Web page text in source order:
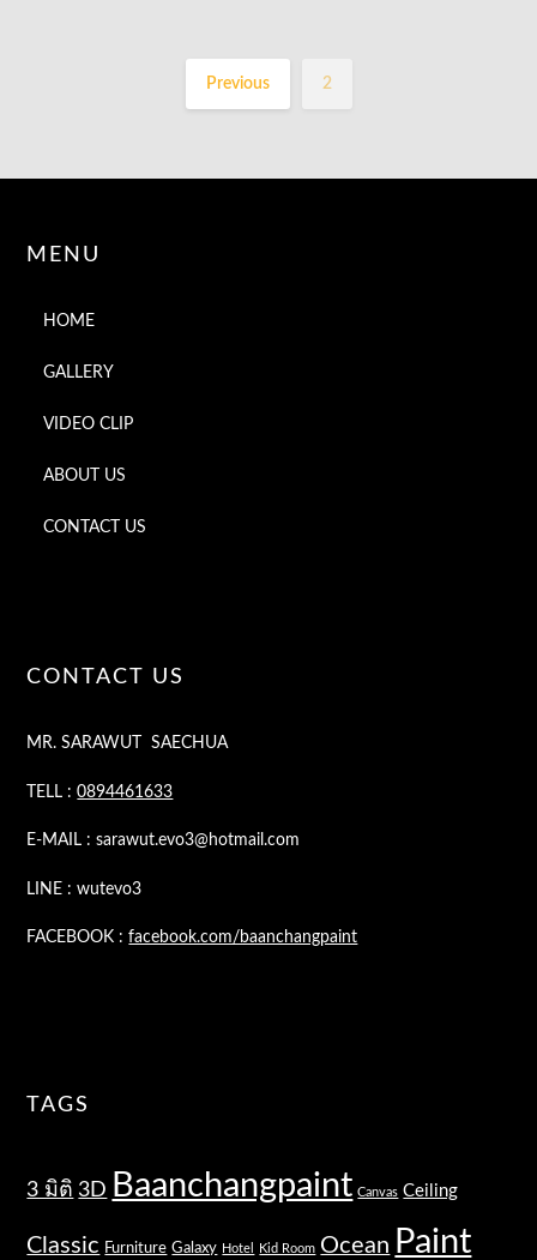
Previous 2
MENU
HOME
GALLERY
VIDEO CLIP
ABOUT US
CONTACT US
CONTACT US
MR. SARAWUT SAECHUA
TELL :0894461633
E-MAIL : sarawut.evo3@hotmail.com
LINE : wutevo3
FACEBOOK :facebook.com/baanchangpaint
TAGS
3 มิติ 3D Baanchangpaint Canvas Ceiling
Classic Furniture Galaxy Hotel Kid Room Ocean Paint